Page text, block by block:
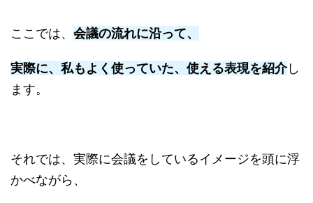
ここでは、 会議の流れに沿って、
実際に、私もよく使っていた、使える表現を紹介し
ます。
それでは、実際に会議をしているイメージを頭に浮
かべながら、